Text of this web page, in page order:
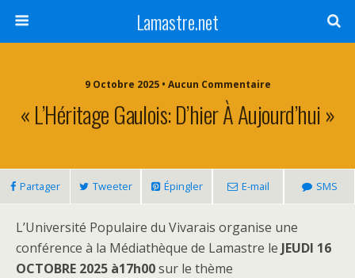
Lamastre.net
9 Octobre 2025 • Aucun Commentaire
« L’Héritage Gaulois: D’hier À Aujourd’hui »
Partager Tweeter Épingler E-mail SMS
L’Université Populaire du Vivarais organise une
conférence à la Médiathèque de Lamastre le JEUDI 16
OCTOBRE 2025 à17h00sur le thème